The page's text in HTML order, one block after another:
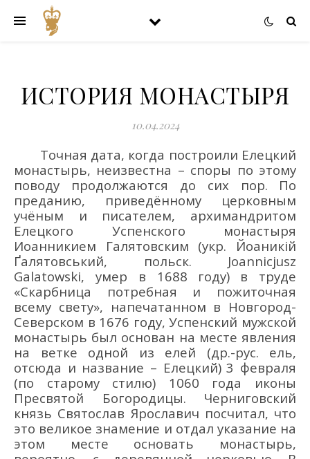
ИСТОРИЯ МОНАСТЫРЯ
10.04.2024
Точная дата, когда построили Елецкий
монастырь, неизвестна – споры по этому
поводу продолжаются до сих пор.
По
преданию, приведённому церковным
учёным и писателем, архимандритом
Елецкого Успенского монастыря
Иоанникием Галятовским (укр. Йоаникій
Ґалятовський, польск. Joannicjusz
Galatowski, умер в 1688 году) в труде
«Скарбница потребная
и пожиточная
всему свету», напечатанном в Новгород-
Северском в 1676 году,Успенский мужской
монастырь был основан на месте явления
на ветке одной из елей (др.-рус. ель,
отсюда и название – Елецкий) 3 февраля
(по старому стилю) 1060 года иконы
Пресвятой Богородицы.
Черниговский
князь Святослав Ярославич посчитал, что
это великое знамение и отдал указание на
этом месте основать монастырь,